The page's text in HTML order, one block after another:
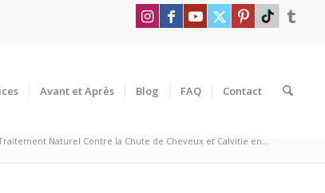
Avant et Après Blog FAQ Contact
Naturel Contre la Chute de Cheveux et Calvitie en...